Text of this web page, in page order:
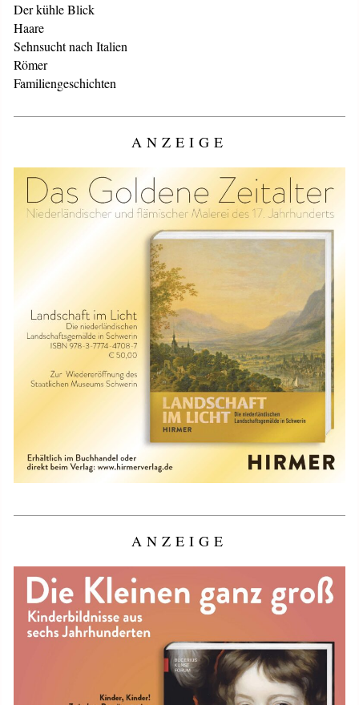
Der kühle Blick
Haare
Sehnsucht nach Italien
Römer
Familiengeschichten
ANZEIGE
ANZEIGE